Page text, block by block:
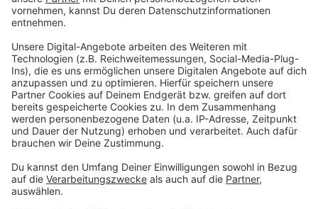
• RE 6 wird zwischen Neuss Hbf und Duisburg
Hbf und Düsseldorf Flughafen entfallen.
Alternativ können Reisende die Linie RE 4 zwischen
Düsseldorf Hbf und Neuss Hbf nutzen.
• RE 11 endet bereits in Düsseldorf Flughafen
Terminal. Der Halt Düsseldorf Flughafen entfällt.
• RE 19 wird zwischen Düsseldorf Hbf und
Duisburg Hbf umgeleitet. Der Halt Düsseldorf